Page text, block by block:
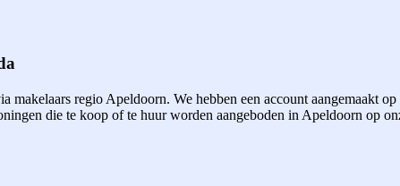
regio Apeldoorn. We hebben een account aangemaakt
die te koop of te huur worden aangeboden in Apeldoorn op